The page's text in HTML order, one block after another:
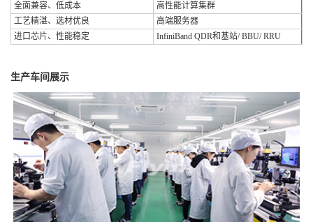
全面兼容、低成本
高性能计算集群
工艺精湛、选材优良
高端服务器
进口芯片、性能稳定
InfiniBand QDR和基站/ BBU/ RRU
生产车间展示